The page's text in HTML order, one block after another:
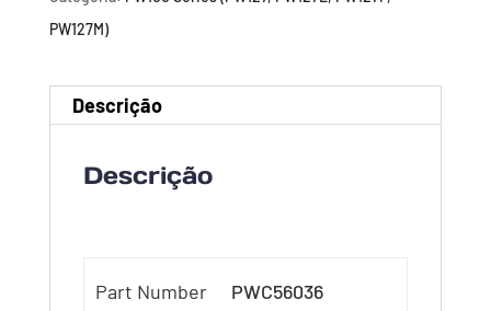
PW127M)
Descrição
Descrição
Part Number PWC56036